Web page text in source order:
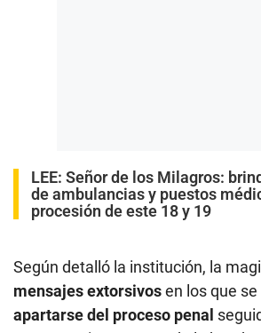
LEE: Señor de los Milagros:
de ambulancias y puestos
procesión de este 18 y 19
Según detalló la institución, la
mensajes extorsivosen los que
apartarse del proceso penal